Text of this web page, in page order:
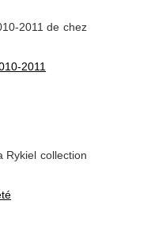
2011 de chez
2011
Rykiel collection